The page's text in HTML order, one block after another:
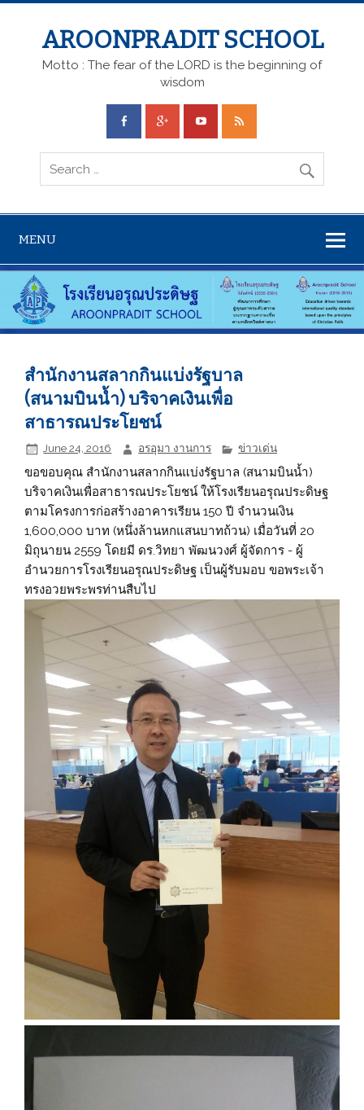
AROONPRADIT SCHOOL
Motto : The fear of the LORD is the beginning of
wisdom
MENU
สำนักงานสลากกินแบ่งรัฐบาล
(สนามบินน้ำ) บริจาคเงินเพื่อ
สาธารณประโยชน์
June 24, 2016 อรอุมา งานการ ข่าวเด่น
ขอขอบคุณ สำนักงานสลากกินแบ่งรัฐบาล (สนามบินน้ำ)
บริจาคเงินเพื่อสาธารณประโยชน์ ให้โรงเรียนอรุณประดิษฐ
ตามโครงการก่อสร้างอาคารเรียน 150 ปี จำนวนเงิน
1,600,000 บาท (หนึ่งล้านหกแสนบาทถ้วน) เมื่อวันที่ 20
มิถุนายน 2559 โดยมี ดร.วิทยา พัฒนวงศ์ ผู้จัดการ - ผู้
อำนวยการโรงเรียนอรุณประดิษฐ เป็นผู้รับมอบ ขอพระเจ้า
ทรงอวยพระพรท่านสืบไป